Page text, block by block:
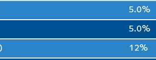
5.0%
5.0%
12%